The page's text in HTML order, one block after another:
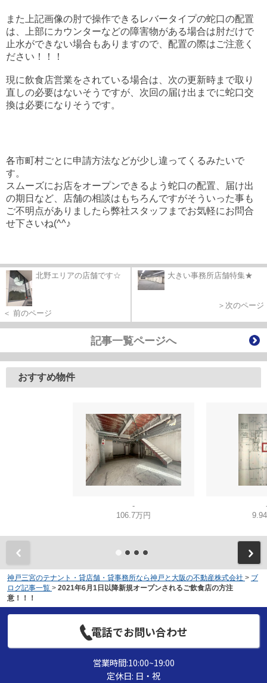
また上記画像の肘で操作できるレバータイプの蛇口の配置
は、上部にカウンターなどの障害物がある場合は肘だけで
止水ができない場合もありますので、配置の際はご注意く
ださい！！！
現に飲食店営業をされている場合は、次の更新時まで取り
直しの必要はないそうですが、次回の届け出までに蛇口交
換は必要になりそうです。
各市町村ごとに申請方法などが少し違ってくるみたいで
す。
スムーズにお店をオープンできるよう蛇口の配置、届け出
の期日など、店舗の相談はもちろんですがそういった事も
ご不明点がありましたら弊社スタッフまでお気軽にお問合
せ下さいね(^^♪
北野エリアの店舗です☆
＜ 前のページ
大きい事務所店舗特集★
＞次のページ
記事一覧ページへ
おすすめ物件
-
106.7万円
神戸三宮のテナント・貸店舗・貸事務所なら神戸と大阪の不動産株式会社 > ブ
ログ記事一覧 > 2021年6月1日以降新規オープンされるご飲食店の方注
意！！！
電話でお問い合わせ
営業時間:10:00~19:00
定休日: 日・祝